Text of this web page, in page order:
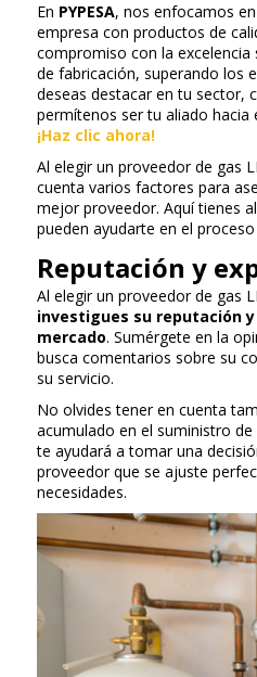
En PYPESA, nos enfocamos
empresa con productos de
compromiso con la excelencia
de fabricación, superando los
deseas destacar en tu sector,
permítenos ser tu aliado hacia
¡Haz clic ahora!
Al elegir un proveedor de gas
cuenta varios factores para
mejor proveedor. Aquí tienes
pueden ayudarte en el
Reputación y
Al elegir un proveedor de gas
investigues su reputación
mercado. Sumérgete en la
busca comentarios sobre su
su servicio.
No olvides tener en cuenta
acumulado en el suministro
te ayudará a tomar una
proveedor que se ajuste
necesidades.